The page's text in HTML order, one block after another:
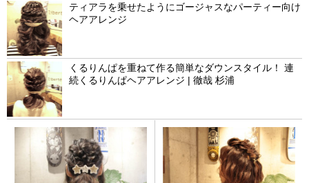
ティアラを乗せたようにゴージャスなパーティー向け
ヘアアレンジ
くるりんぱを重ねて作る簡単なダウンスタイル！ 連
続くるりんぱヘアアレンジ | 徹哉 杉浦